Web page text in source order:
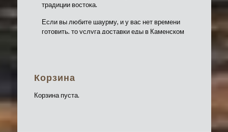
традиции востока.
Если вы любите шаурму, и у вас нет времени
готовить, то услуга доставки еды в Каменском
Доставка шаурмы из говядины у нас
Корзина
Корзина пуста.